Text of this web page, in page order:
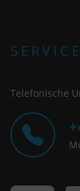
Telefonische